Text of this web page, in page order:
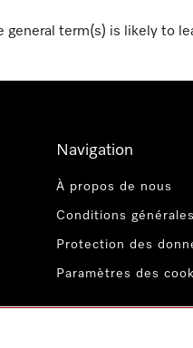
general term(s) is likely to
Navigation
À propos de nous
Conditions générales
Protection des
Paramètres des